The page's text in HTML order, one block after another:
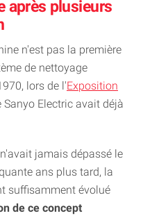
après plusieurs
n'est pas la première
de nettoyage
lors de l'Exposition
Sanyo Electric avait déjà
jamais dépassé le
ans plus tard, la
suffisamment évolué
de ce concept